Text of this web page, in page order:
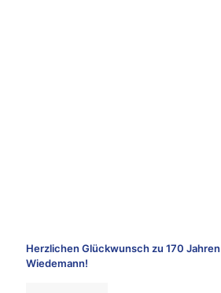
Herzlichen Glückwunsch zu 170
Wiedemann!